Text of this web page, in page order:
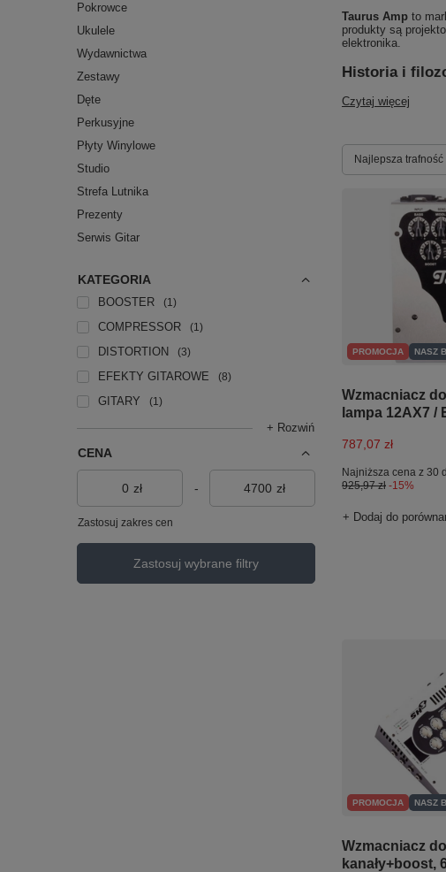
Pokrowce
Ukulele
Wydawnictwa
Zestawy
Dęte
Perkusyjne
Płyty Winylowe
Studio
Strefa Lutnika
Prezenty
Serwis Gitar
KATEGORIA
BOOSTER 1
COMPRESSOR 1
DISTORTION 3
EFEKTY GITAROWE 8
GITARY 1
+ Rozwiń
CENA
zł - zł
Zastosuj zakres cen
Zastosuj wybrane filtry
Taurus Amp to
produkty są
elektronika.
Historia i
Czytaj więcej
Zmień sortowanie
Najlepsza trafność
PROMOCJA NASZ
Wzmacniacz
lampa 12AX7 /
787,07 zł
Najniższa cena z 30
925,97 zł -15%
+ Dodaj do
PROMOCJA NASZ
Wzmacniacz
kanały+boost,